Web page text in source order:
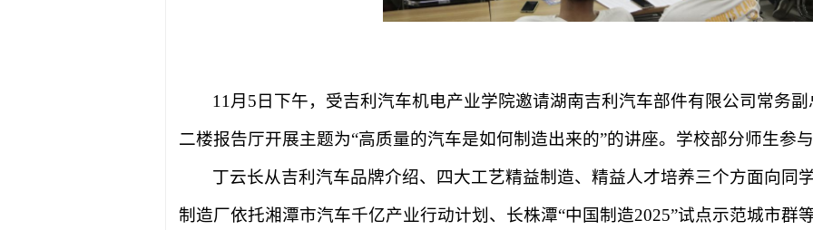
11 月 5日下午，受吉利汽车机电产业学院邀请湖南吉利汽车部件有限公司常务
二楼报告厅开展主题为“高质量的汽车是如何制造出来的”的讲座。学校部分师生参
丁云长从吉利汽车品牌介绍、四大工艺精益制造、精益人才培养三个方面向同
制造厂依托湘潭市汽车千亿产业行动计划、长株潭“中国制造2025”试点示范城市群